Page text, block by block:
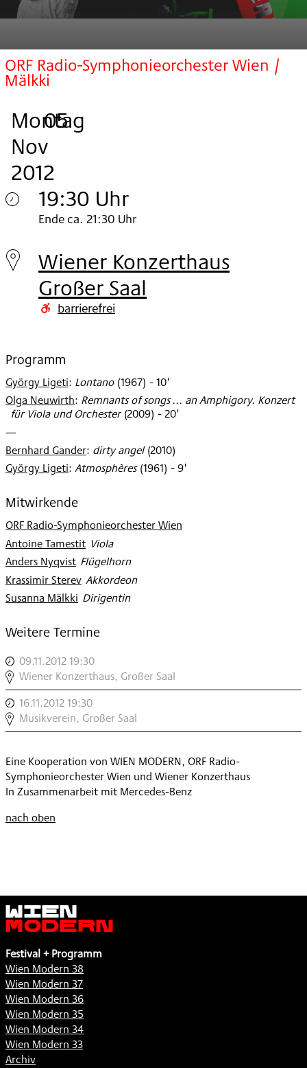
ORF Radio-Symphonieorchester Wien /
Mälkki
Montag
, 05
.
Nov
2012
.
19:30 Uhr
Montag
05.
Nov
2012
Ende ca. 21:30 Uhr
Wiener Konzerthaus
Großer Saal
barrierefrei
Programm
György Ligeti: Lontano (1967) - 10'
Olga Neuwirth: Remnants of songs ... an Amphigory. Konzert
für Viola und Orchester (2009) - 20'
—
Bernhard Gander: dirty angel (2010)
György Ligeti: Atmosphères (1961) - 9'
Mitwirkende
ORF Radio-Symphonieorchester Wien
Antoine Tamestit
: Viola
Anders Nyqvist
: Flügelhorn
Krassimir Sterev
: Akkordeon
Susanna Mälkki: Dirigentin
Weitere Termine
09.11.2012 19:30
ORF
RADIO-
SYMPHONIEORCHESTER
WIEN
/
,
Wiener Konzerthaus, Großer Saal
16.11.2012 19:30
ORF
RADIO-
WIEN
/
MEISTER
Musikverein, Großer Saal
Eine Kooperation von WIEN MODERN, ORF Radio-
Symphonieorchester Wien und Wiener Konzerthaus
In Zusammenarbeit mit Mercedes-Benz
nach oben
Wien
Modern
Festival + Programm
Wien Modern 38
Wien Modern 37
Wien Modern 36
Wien Modern 35
Wien Modern 34
Wien Modern 33
Archiv